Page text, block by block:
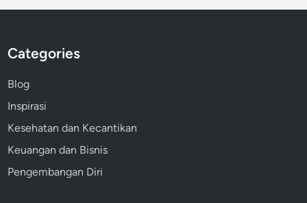
Categories
Blog
Inspirasi
Kesehatan dan Kecantikan
Keuangan dan Bisnis
Pengembangan Diri